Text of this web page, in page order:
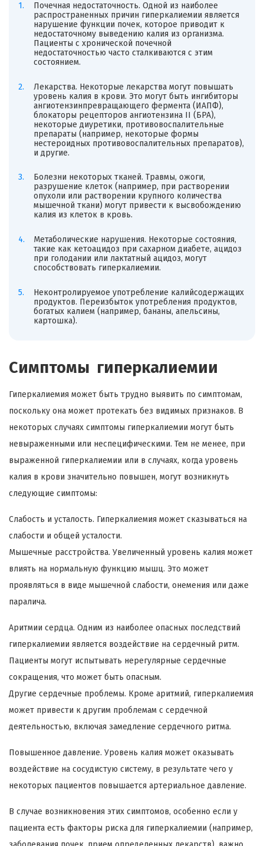
Почечная недостаточность. Одной из наиболее
распространенных причин гиперкалиемии является
нарушение функции почек, которое приводит к
недостаточному выведению калия из организма.
Пациенты с хронической почечной
недостаточностью часто сталкиваются с этим
состоянием.
Лекарства. Некоторые лекарства могут повышать
уровень калия в крови. Это могут быть ингибиторы
ангиотензинпревращающего фермента (ИАПФ),
блокаторы рецепторов ангиотензина II (БРА),
некоторые диуретики, противовоспалительные
препараты (например, некоторые формы
нестероидных противовоспалительных препаратов),
и другие.
Болезни некоторых тканей. Травмы, ожоги,
разрушение клеток (например, при растворении
опухоли или растворении крупного количества
мышечной ткани) могут привести к высвобождению
калия из клеток в кровь.
Метаболические нарушения. Некоторые состояния,
такие как кетоацидоз при сахарном диабете, ацидоз
при голодании или лактатный ацидоз, могут
способствовать гиперкалиемии.
Неконтролируемое употребление калийсодержащих
продуктов. Переизбыток употребления продуктов,
богатых калием (например, бананы, апельсины,
картошка).
Симптомы гиперкалиемии
Гиперкалиемия может быть трудно выявить по симптомам,
поскольку она может протекать без видимых признаков. В
некоторых случаях симптомы гиперкалиемии могут быть
невыраженными или неспецифическими. Тем не менее, при
выраженной гиперкалиемии или в случаях, когда уровень
калия в крови значительно повышен, могут возникнуть
следующие симптомы:
Слабость и усталость. Гиперкалиемия может сказываться на
слабости и общей усталости.
Мышечные расстройства. Увеличенный уровень калия может
влиять на нормальную функцию мышц. Это может
проявляться в виде мышечной слабости, онемения или даже
паралича.
Аритмии сердца. Одним из наиболее опасных последствий
гиперкалиемии является воздействие на сердечный ритм.
Пациенты могут испытывать нерегулярные сердечные
сокращения, что может быть опасным.
Другие сердечные проблемы. Кроме аритмий, гиперкалиемия
может привести к другим проблемам с сердечной
деятельностью, включая замедление сердечного ритма.
Повышенное давление. Уровень калия может оказывать
воздействие на сосудистую систему, в результате чего у
некоторых пациентов повышается артериальное давление.
В случае возникновения этих симптомов, особенно если у
пациента есть факторы риска для гиперкалиемии (например,